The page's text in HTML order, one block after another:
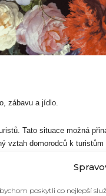
poskytli co nejlepší
zábavu a jídlo.
Tato situace možná
vztah domorodců k